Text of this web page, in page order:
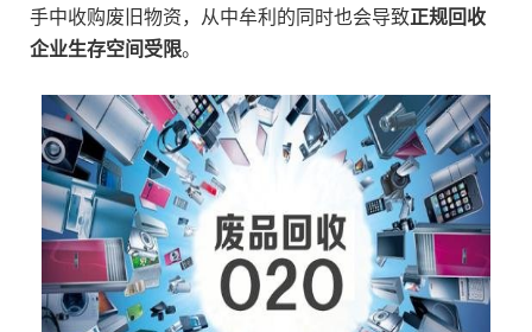
手中收购废旧物资，从中牟利的同时也会导致正规回收
企业生存空间受限。